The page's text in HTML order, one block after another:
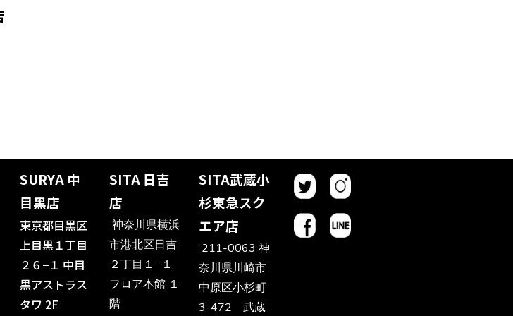
SURYA 中
目黑店
東京都目黒区
上目黒１丁目
２６−１ 中目
黒アストラス
タワ 2F
SITA 日吉
店
神奈川県横浜
市港北区日吉
２丁目１−１
フロア本館 １
階
SITA武蔵小
杉東急スク
エア店
211-0063 神
奈川県川崎市
中原区小杉町
3-472 武蔵